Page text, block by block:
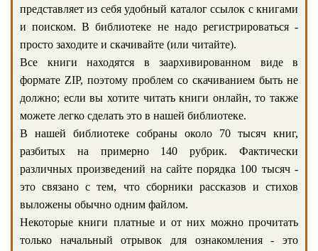
представляет из себя удобный каталог ссылок с книгами
и поиском. В библиотеке не надо регистрироваться -
просто заходите и скачивайте (или читайте).
Все книги находятся в заархивированном виде в
формате ZIP, поэтому проблем со скачиванием быть не
должно; если вы хотите читать книги онлайн, то также
можете легко сделать это в нашей библиотеке.
В нашей библиотеке собраны около 70 тысяч книг,
разбитых на примерно 140 рубрик. Фактически
различных произведений на сайте порядка 100 тысяч -
это связано с тем, что сборники рассказов и стихов
выложены обычно одним файлом.
Некоторые книги платные и от них можно прочитать
только начальный отрывок для ознакомления - это